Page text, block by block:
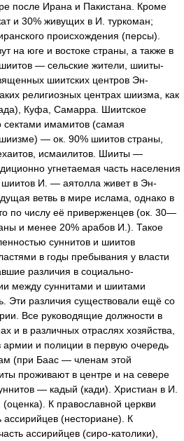
после Ирана и Пакистана. Кроме
и 30% живущих в И. туркоман;
происхождения (персы).
на юге и востоке страны, а также в
— сельские жители, шииты-
шиитских центров Эн-
религиозных центрах шиизма, как
Куфа, Самарра. Шиитское
сектами имамитов (самая
— ок. 90% шиитов страны,
исмаилитов. Шииты —
угнетаемая часть населения
И. — аятолла живет в Эн-
ветвь в мире ислама, однако в
по числу её приверженцев (ок. 30—
и менее 20% арабов И.). Такое
суннитов и шиитов
в годы пребывания у власти
различия в социально-
между суннитами и шиитами
Эти различия существовали ещё со
Все руководящие должности в
и в различных отраслях хозяйства,
и полиции в первую очередь
(при Баас — членам этой
проживают в центре и на севере
— кадый (кади). Христиан в И.
К православной церкви
ассирийцев (несториане). К
ассирийцев (сиро-католики),